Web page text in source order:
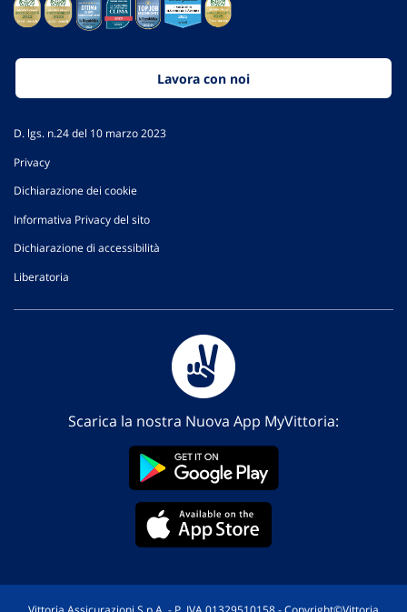
Lavora con noi
D. lgs. n.24 del 10 marzo 2023
Privacy
Dichiarazione dei cookie
Informativa Privacy del sito
Dichiarazione di accessibilità
Liberatoria
Scarica la nostra Nuova App MyVittoria:
Vittoria Assicurazioni S.p.A. - P. IVA 01329510158 - Copyright©Vittoria